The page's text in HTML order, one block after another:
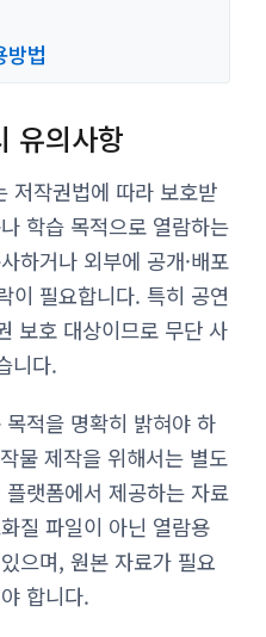
방법
유의사항
저작권법에 따라 보호받
학습 목적으로 열람하는
하거나 외부에 공개·배포
이 필요합니다. 특히 공연
보호 대상이므로 무단 사
니다.
적을 명확히 밝혀야 하
물 제작을 위해서는 별도
랫폼에서 제공하는 자료
질 파일이 아닌 열람용
으며, 원본 자료가 필요
합니다.